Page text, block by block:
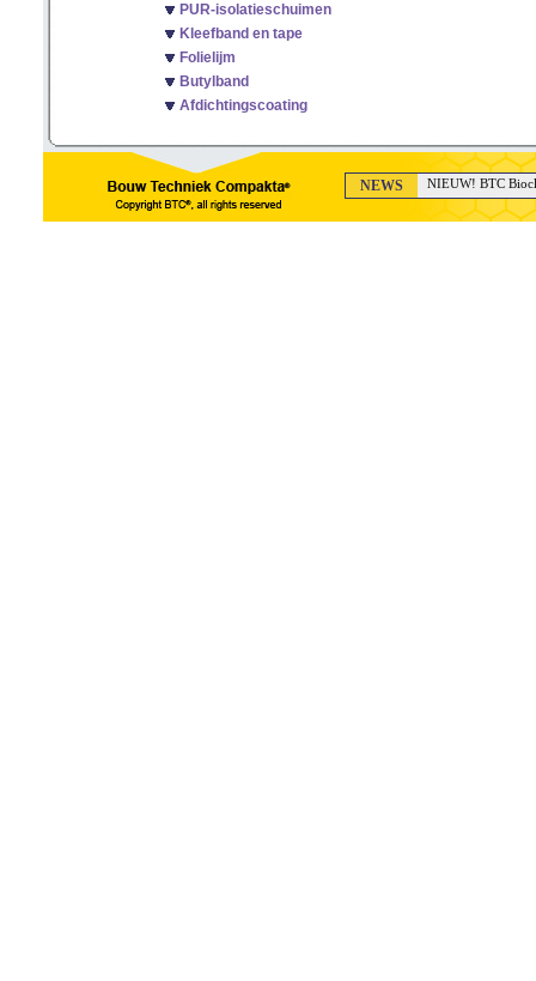
PUR-isolatieschuimen
Kleefband en tape
Folielijm
Butylband
Afdichtingscoating
NEWS NIEUW! BTC